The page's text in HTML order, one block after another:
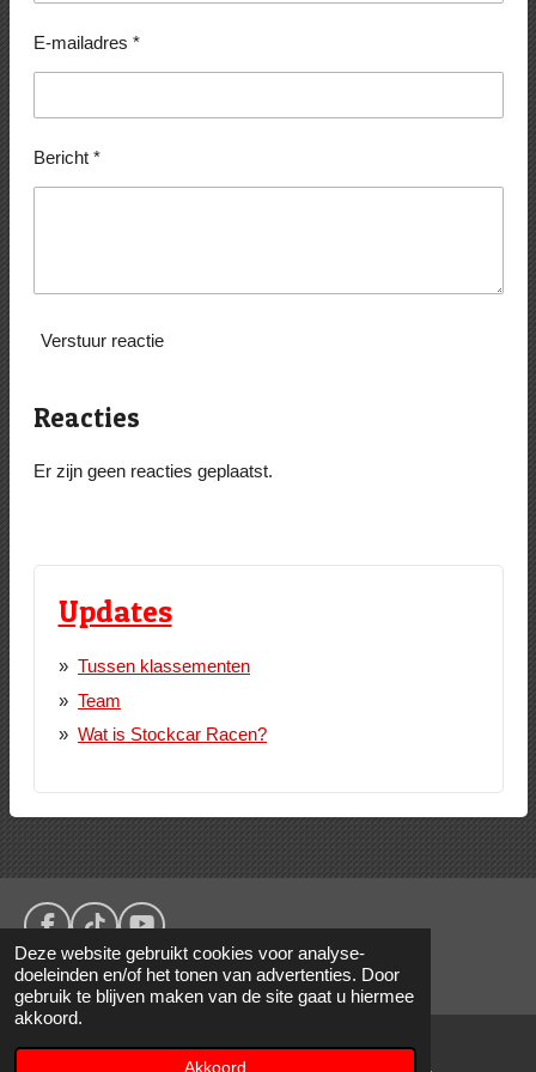
Deze website gebruikt cookies voor analyse-
doeleinden en/of het tonen van advertenties. Door
gebruik te blijven maken van de site gaat u hiermee
akkoord.
Akkoord
E-mailadres *
Bericht *
Verstuur reactie
Reacties
Er zijn geen reacties geplaatst.
Updates
Tussen klassementen
Team
Wat is Stockcar Racen?
F
a
c
e
b
T
i
k
T
Y
o
u
T
© 2016 - 2026 Gebr. Klok Racing